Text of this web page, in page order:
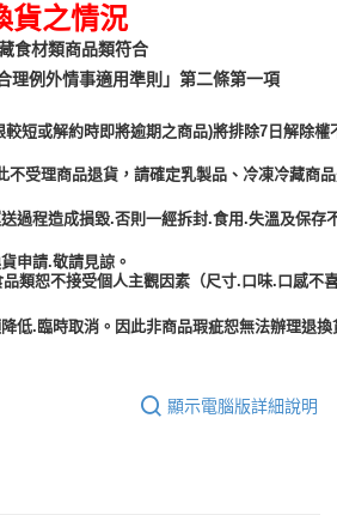
之情況
食材類商品類符合
理例外情事適用準則」第二條第一項
短或解約時即將逾期之商品)將排除7日解除權
不受理商品退貨，請確定乳製品、冷凍冷藏商
過程造成損毀.否則一經拆封.食用.失溫及保存
類恕不接受個人主觀因素（尺寸.口味.口感不
低.臨時取消。因此非商品瑕疵恕無法辦理退
顯示電腦版詳細說明